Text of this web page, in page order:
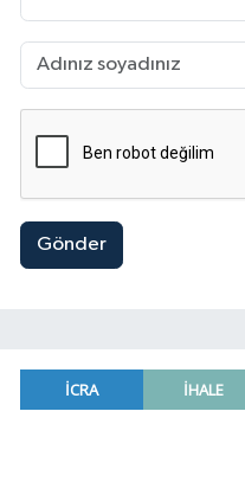
Gönder